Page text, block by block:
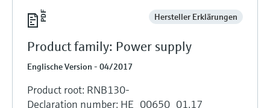
Hersteller Erklärungen
Product family: Power supply
Englische Version - 04/2017
Product root: RNB130-
Declaration number: HE_00650_01.17